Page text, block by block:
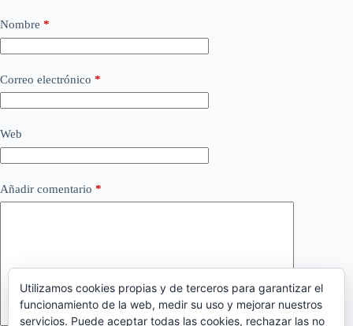
Nombre *
Correo electrónico *
Web
Añadir comentario *
Utilizamos cookies propias y de terceros para garantizar el
funcionamiento de la web, medir su uso y mejorar nuestros
servicios. Puede aceptar todas las cookies, rechazar las no